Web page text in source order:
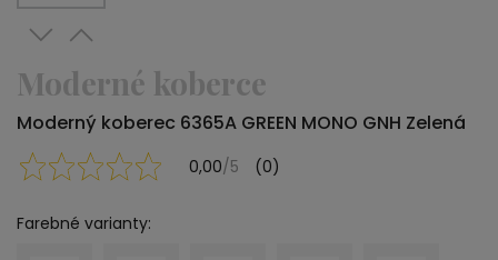
Moderné koberce
Moderný koberec 6365A GREEN MONO GNH Zelená
0,00/5 (0)
Farebné varianty: